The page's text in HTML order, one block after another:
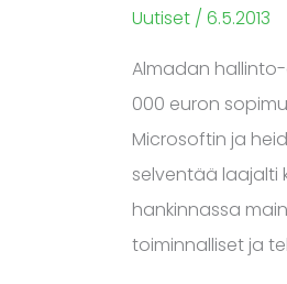
Uutiset / 6.5.2013
Almadan
000 euron
Microsoftin ja
selventää laajalti
hankinnassa
toiminnalliset ja